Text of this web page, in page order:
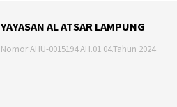
YAYASAN AL ATSAR LAMPUNG
Nomor AHU-0015194.AH.01.04.Tahun 2024